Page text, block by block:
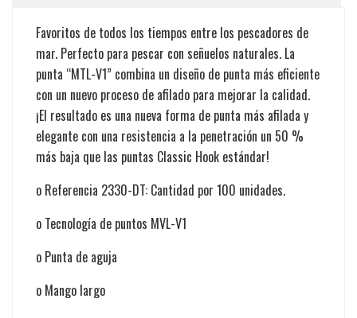
Favoritos de todos los tiempos entre los pescadores de
mar. Perfecto para pescar con señuelos naturales. La
punta “MTL-V1” combina un diseño de punta más eficiente
con un nuevo proceso de afilado para mejorar la calidad.
¡El resultado es una nueva forma de punta más afilada y
elegante con una resistencia a la penetración un 50 %
más baja que las puntas Classic Hook estándar!
o Referencia 2330-DT: Cantidad por 100 unidades.
o Tecnología de puntos MVL-V1
o Punta de aguja
o Mango largo